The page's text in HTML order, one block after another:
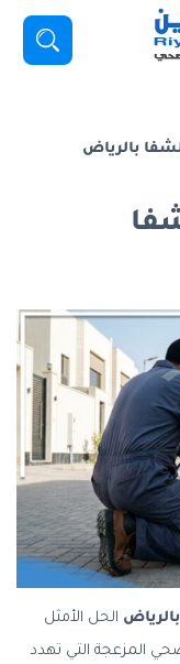
بالرياض
الحل الأمثل
المزعجة التي تهدد